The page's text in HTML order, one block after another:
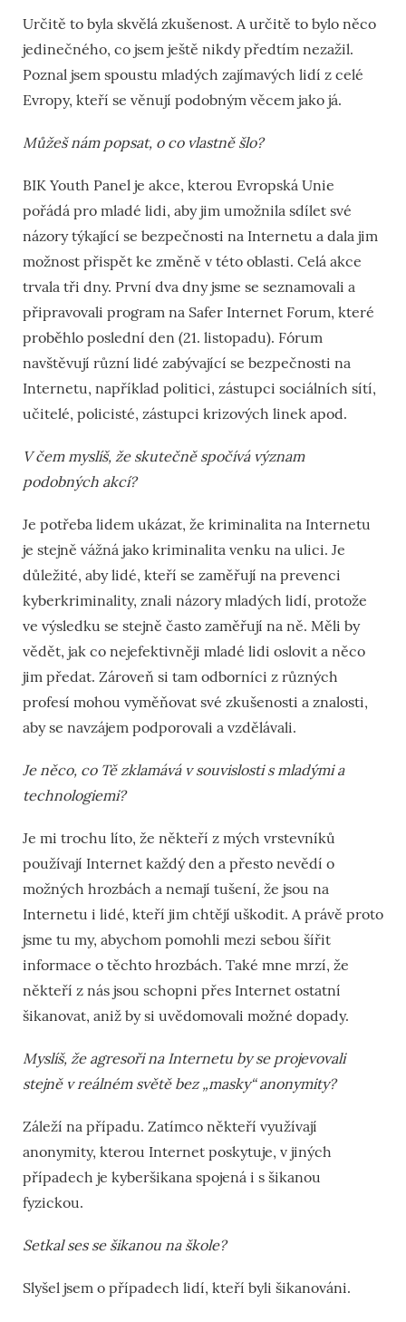
Určitě to byla skvělá zkušenost. A určitě to bylo něco
jedinečného, co jsem ještě nikdy předtím nezažil.
Poznal jsem spoustu mladých zajímavých lidí z celé
Evropy, kteří se věnují podobným věcem jako já.
Můžeš nám popsat, o co vlastně šlo?
BIK Youth Panel je akce, kterou Evropská Unie
pořádá pro mladé lidi, aby jim umožnila sdílet své
názory týkající se bezpečnosti na Internetu a dala jim
možnost přispět ke změně v této oblasti. Celá akce
trvala tři dny. První dva dny jsme se seznamovali a
připravovali program na Safer Internet Forum, které
proběhlo poslední den (21. listopadu). Fórum
navštěvují různí lidé zabývající se bezpečnosti na
Internetu, například politici, zástupci sociálních sítí,
učitelé, policisté, zástupci krizových linek apod.
V čem myslíš, že skutečně spočívá význam
podobných akcí?
Je potřeba lidem ukázat, že kriminalita na Internetu
je stejně vážná jako kriminalita venku na ulici. Je
důležité, aby lidé, kteří se zaměřují na prevenci
kyberkriminality, znali názory mladých lidí, protože
ve výsledku se stejně často zaměřují na ně. Měli by
vědět, jak co nejefektivněji mladé lidi oslovit a něco
jim předat. Zároveň si tam odborníci z různých
profesí mohou vyměňovat své zkušenosti a znalosti,
aby se navzájem podporovali a vzdělávali.
Je něco, co Tě zklamává v souvislosti s mladými a
technologiemi?
Je mi trochu líto, že někteří z mých vrstevníků
používají Internet každý den a přesto nevědí o
možných hrozbách a nemají tušení, že jsou na
Internetu i lidé, kteří jim chtějí uškodit. A právě proto
jsme tu my, abychom pomohli mezi sebou šířit
informace o těchto hrozbách. Také mne mrzí, že
někteří z nás jsou schopni přes Internet ostatní
šikanovat, aniž by si uvědomovali možné dopady.
Myslíš, že agresoři na Internetu by se projevovali
stejně v reálném světě bez „masky“ anonymity?
Záleží na případu. Zatímco někteří využívají
anonymity, kterou Internet poskytuje, v jiných
případech je kyberšikana spojená i s šikanou
fyzickou.
Setkal ses se šikanou na škole?
Slyšel jsem o případech lidí, kteří byli šikanováni.